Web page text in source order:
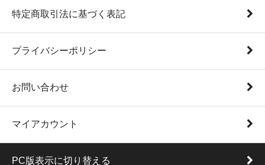
特定商取引法に基づく表記
プライバシーポリシー
お問い合わせ
マイアカウント
PC版表示に切り替える